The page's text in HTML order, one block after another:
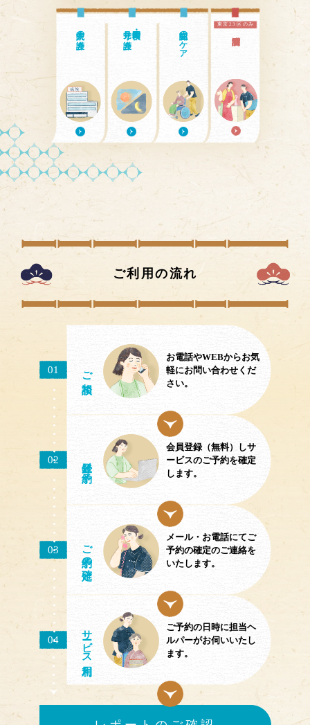
入院中の介護 日中・夜間の
見守り介護 認知症のケア
東京23区のみ
ご利用の流れ
01 ご相談
お電話やWEBからお気
軽にお問い合わせくだ
さい。
02
会員登録（無料）しサ
ービスのご予約を確定
します。
03
ご予約
の確定
メール・お電話にてご
予約の確定のご連絡を
いたします。
04
サ
ビス
ご予約の日時に担当ヘ
ルパーがお伺いいたし
ます。